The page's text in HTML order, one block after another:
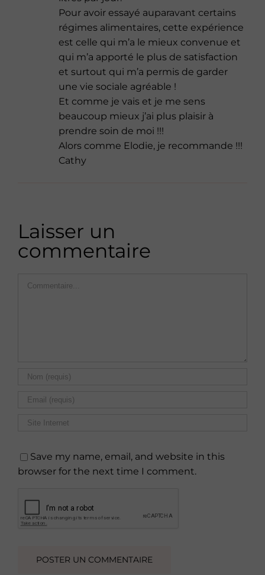
Pour avoir essayé auparavant certains
régimes alimentaires, cette expérience
est celle qui m’a le mieux convenue et
qui m’a apporté le plus de satisfaction
et surtout qui m’a permis de garder
une vie sociale agréable !
Et comme je vais et je me sens
beaucoup mieux j’ai plus plaisir à
prendre soin de moi !!!
Alors comme Elodie, je recommande !!!
Cathy
Laisser un
commentaire
Commentaire
Save my name, email, and website in this
browser for the next time I comment.